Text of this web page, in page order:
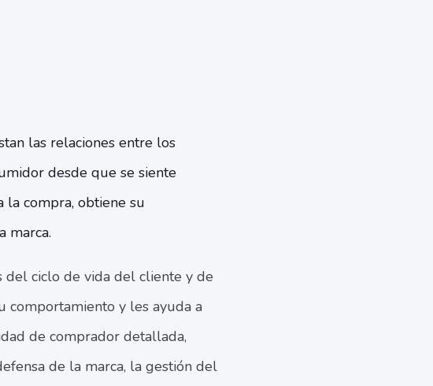
las relaciones entre los
desde que se siente
la compra, obtiene su
marca.
del ciclo de vida del cliente y de
comportamiento y les ayuda a
de comprador detallada,
de la marca, la gestión del